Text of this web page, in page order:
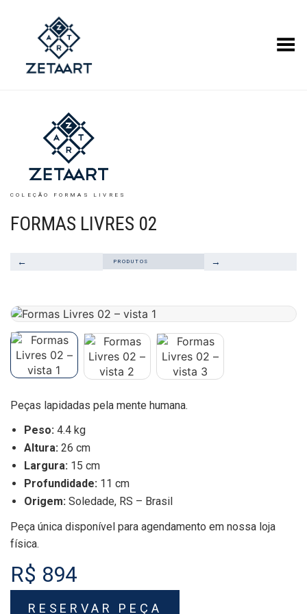
Alternar Menu
COLEÇÃO FORMAS LIVRES
FORMAS LIVRES 02
← PRODUTOS →
Peças lapidadas pela mente humana.
Peso: 4.4 kg
Altura: 26 cm
Largura: 15 cm
Profundidade: 11 cm
Origem: Soledade, RS – Brasil
Peça única disponível para agendamento em nossa loja
física.
R$ 894
RESERVAR PEÇA